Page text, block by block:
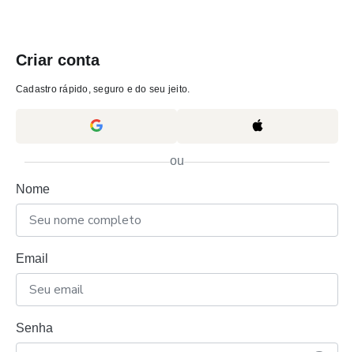
Criar conta
Cadastro rápido, seguro e do seu jeito.
ou
Nome
Email
Senha